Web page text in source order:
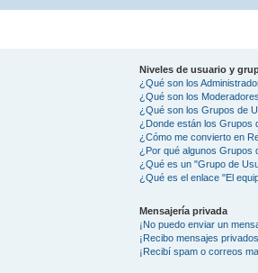
Niveles de usuario y
¿Qué son los
¿Qué son los
¿Qué son los Grupos de
¿Donde están los Grupos
¿Cómo me convierto en
¿Por qué algunos Grupos
¿Qué es un "Grupo de
¿Qué es el enlace "El
Mensajería privada
¡No puedo enviar un
¡Recibo mensajes
¡Recibí spam o correos